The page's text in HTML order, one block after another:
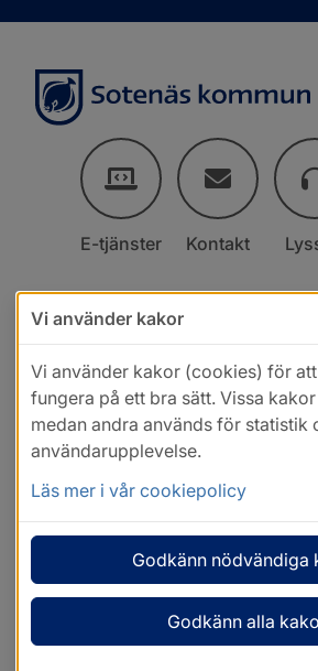
E-tjänster Kontakt
Vi använder kakor
Vi använder kakor (cookies) för
fungera på ett bra sätt. Vissa
medan andra används för statistik
användarupplevelse.
Läs mer i vår cookiepolicy
Godkänn nödvändiga
Godkänn alla